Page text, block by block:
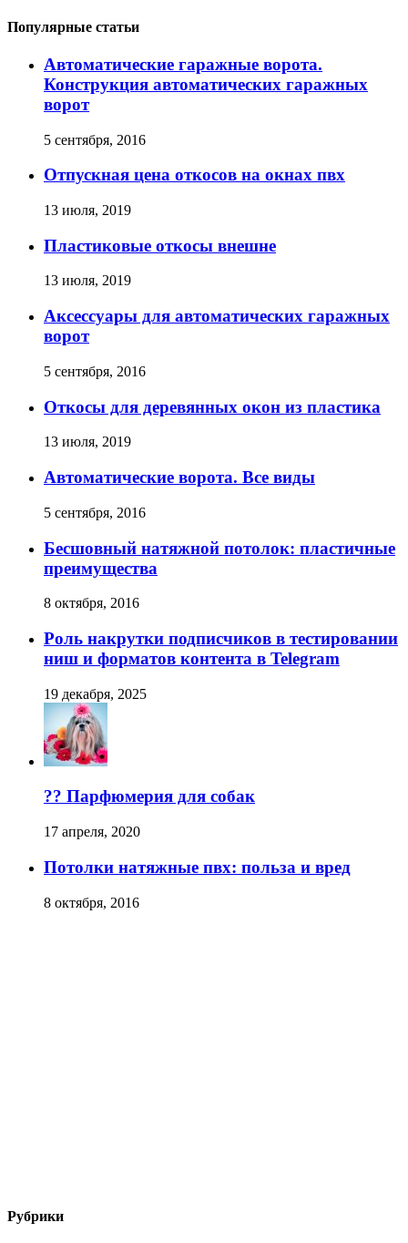
Популярные статьи
Автоматические гаражные ворота.
Конструкция автоматических гаражных
ворот
5 сентября, 2016
Отпускная цена откосов на окнах пвх
13 июля, 2019
Пластиковые откосы внешне
13 июля, 2019
Аксессуары для автоматических гаражных
ворот
5 сентября, 2016
Откосы для деревянных окон из пластика
13 июля, 2019
Автоматические ворота. Все виды
5 сентября, 2016
Бесшовный натяжной потолок: пластичные
преимущества
8 октября, 2016
Роль накрутки подписчиков в тестировании
ниш и форматов контента в Telegram
19 декабря, 2025
?? Парфюмерия для собак
17 апреля, 2020
Потолки натяжные пвх: польза и вред
8 октября, 2016
Рубрики